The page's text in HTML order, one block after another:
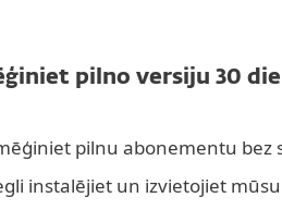
pilno versiju 30
pilnu abonementu bez
instalējiet un izvietojiet